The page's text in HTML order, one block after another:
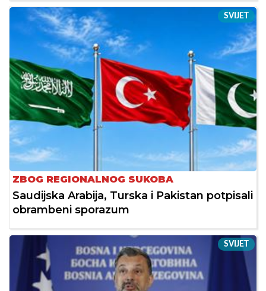
SVIJET
ZBOG REGIONALNOG SUKOBA
Saudijska Arabija, Turska i Pakistan potpisali
obrambeni sporazum
SVIJET